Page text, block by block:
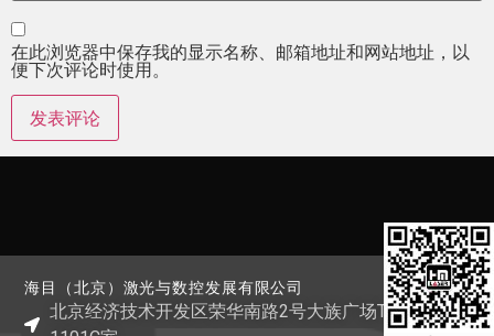
在此浏览器中保存我的显示名称、邮箱地址和网站地址，以
便下次评论时使用。
海目（北京）激光与数控发展有限公司
北京经济技术开发区荣华南路2号大族广场T1栋